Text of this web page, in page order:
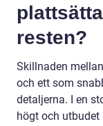
resten?
Skillnaden
och ett som
detaljerna. I en
högt och utbudet